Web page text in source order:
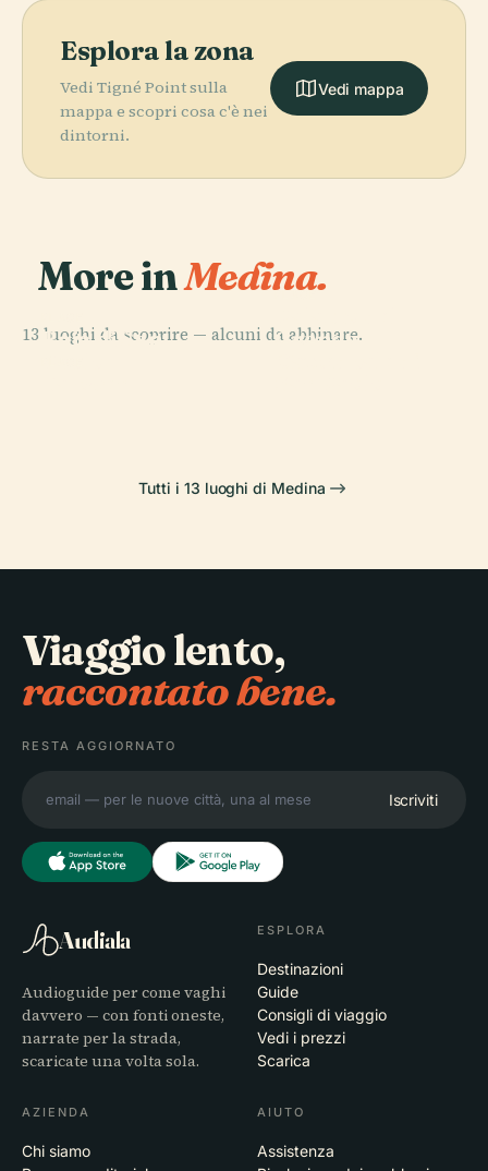
Esplora la zona
Vedi Tigné Point sulla
mappa e scopri cosa c'è nei
dintorni.
Vedi mappa
More inMedina.
13 luoghi da scoprire — alcuni da abbinare.
Baia di San
PLACE
Grande
PLACE
Tutti i 13 luoghi di Medina
Viaggio lento,
raccontato bene.
RESTA AGGIORNATO
Iscriviti
Audiala
Audioguide per come vaghi
davvero — con fonti oneste,
narrate per la strada,
scaricate una volta sola.
ESPLORA
Destinazioni
Guide
Consigli di viaggio
Vedi i prezzi
Scarica
AZIENDA
Chi siamo
AIUTO
Assistenza